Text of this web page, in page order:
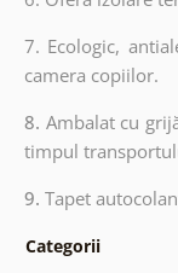
7. Ecologic,
camera copiilor.
8. Ambalat cu
timpul
9. Tapet
Categorii